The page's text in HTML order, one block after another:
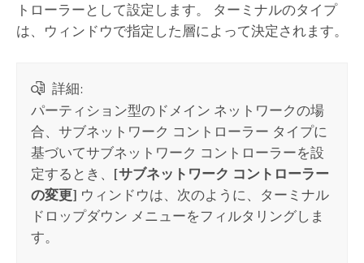
トローラーとして設定します。 ターミナルのタイプ
は、ウィンドウで指定した層によって決定されます。
詳細:
パーティション型のドメイン ネットワークの場
合、サブネットワーク コントローラー タイプに
基づいてサブネットワーク コントローラーを設
定するとき、 [サブネットワーク コントローラー
の変更] ウィンドウは、次のように、ターミナル
ドロップダウン メニューをフィルタリングしま
す。